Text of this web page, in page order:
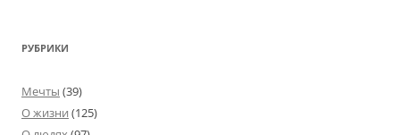
РУБРИКИ
Мечты (39)
О жизни (125)